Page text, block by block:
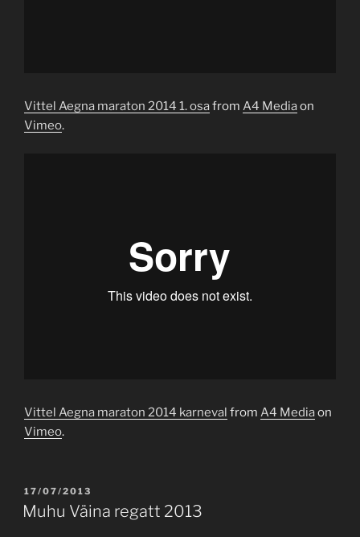
Vittel Aegna maraton 2014 1. osafrom A4 Mediaon
Vimeo.
Vittel Aegna maraton 2014 karneval from A4 Mediaon
Vimeo.
POSTED
ON
17/07/2013
Muhu Väina regatt 2013